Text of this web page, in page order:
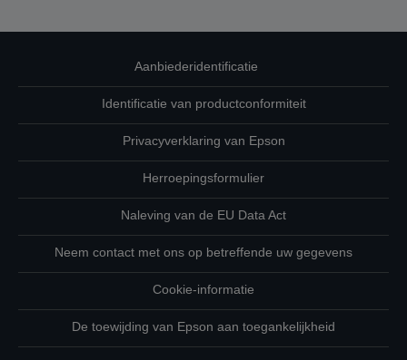
Aanbiederidentificatie
Identificatie van productconformiteit
Privacyverklaring van Epson
Herroepingsformulier
Naleving van de EU Data Act
Neem contact met ons op betreffende uw gegevens
Cookie-informatie
De toewijding van Epson aan toegankelijkheid